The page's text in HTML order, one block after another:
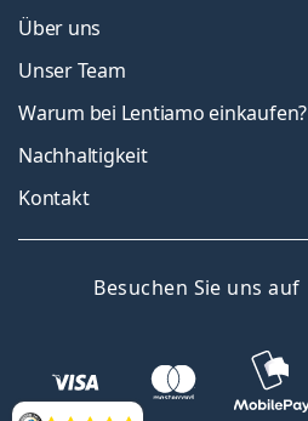
Über uns
Unser Team
Warum bei Lentiamo einkaufen?
Nachhaltigkeit
Kontakt
Besuchen Sie uns auf